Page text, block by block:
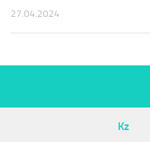
27.04.2024
Kz